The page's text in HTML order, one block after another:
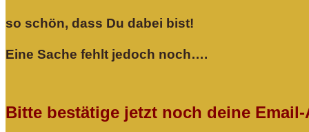
so schön, dass Du dabei bist!
Eine Sache fehlt jedoch noch….
Bitte bestätige jetzt noch deine Email-